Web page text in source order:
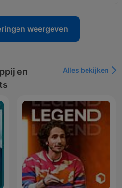
weergeven
en
Alles bekijken